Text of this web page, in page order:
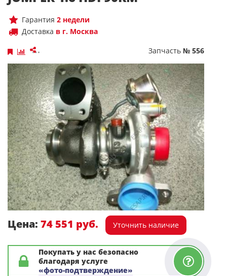
Гарантия 2 недели
Доставка в г. Москва
Запчасть № 556
Цена: 74 551 руб. Уточнить наличие
Покупать у нас безопасно
благодаря услуге
«фото-подтверждение»